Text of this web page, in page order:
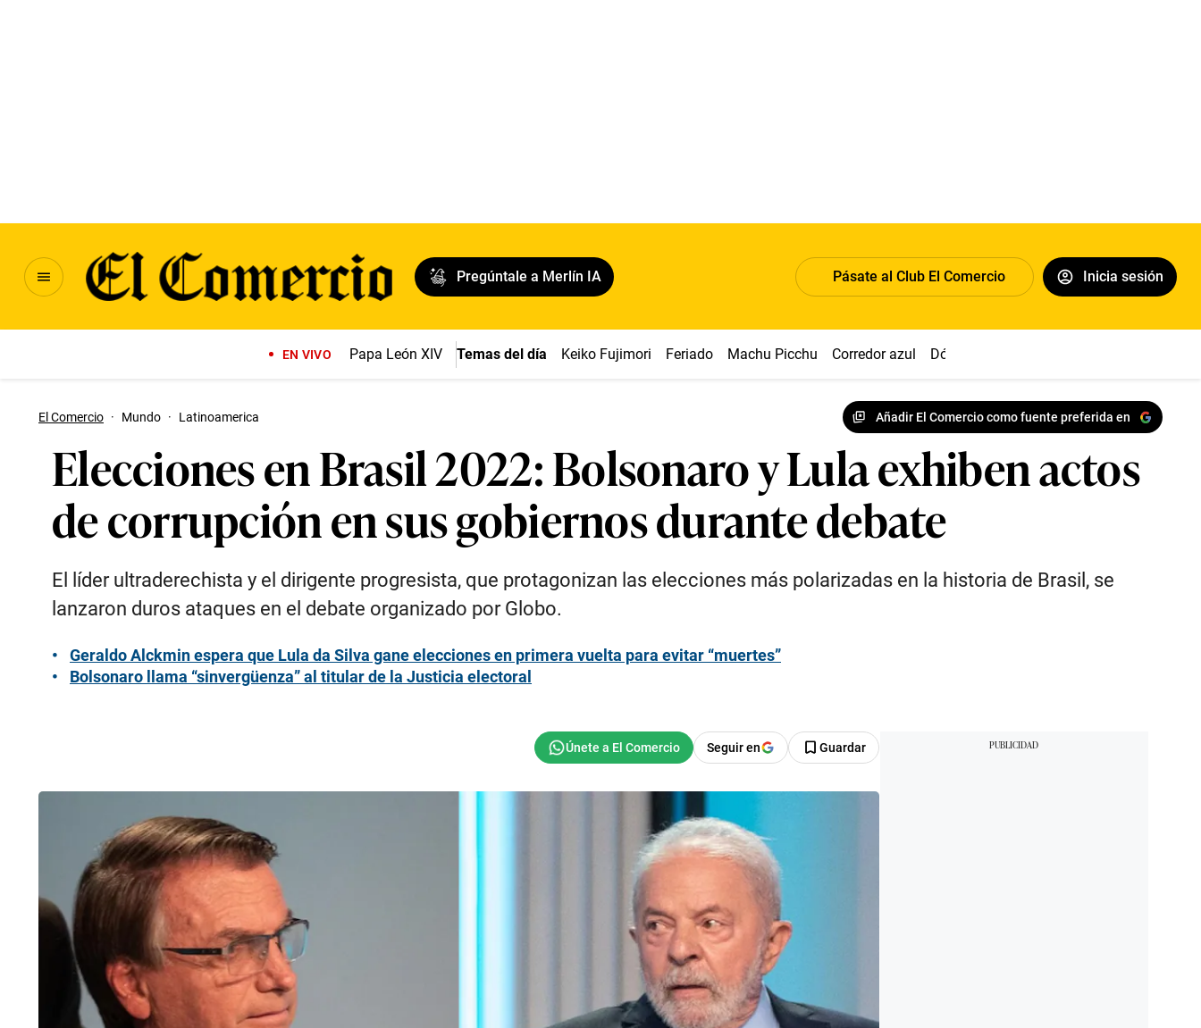
Pregúntale a Merlín IA Pásate al Club El Comercio Inicia sesión
EN VIVO Papa León XIV Temas del día Keiko Fujimori Feriado Machu Picchu Corredor azul Dólar
El Comercio · Mundo · Latinoamerica Añadir El Comercio como fuente preferida en
Elecciones en Brasil 2022: Bolsonaro y Lula exhiben actos
de corrupción en sus gobiernos durante debate
El líder ultraderechista y el dirigente progresista, que protagonizan las elecciones más polarizadas en la historia de Brasil, se
lanzaron duros ataques en el debate organizado por Globo.
Geraldo Alckmin espera que Lula da Silva gane elecciones en primera vuelta para evitar “muertes”
Bolsonaro llama “sinvergüenza” al titular de la Justicia electoral
Seguir en Guardar